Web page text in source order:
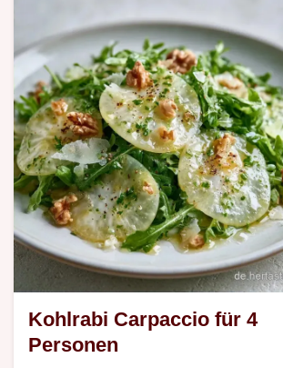
So kochst du sie erklärt die
Zubereitung für ein fruchtiges
Ergebnis ohne Zucker.
Kohlrabi Carpaccio für 4
Personen